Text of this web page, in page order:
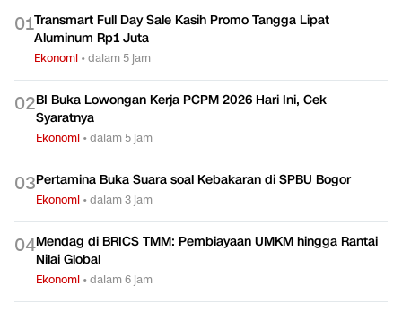
01Transmart Full Day Sale Kasih Promo Tangga Lipat
Aluminum Rp1 Juta
Ekonomi •dalam 5 jam
02BI Buka Lowongan Kerja PCPM 2026 Hari Ini, Cek
Syaratnya
Ekonomi •dalam 5 jam
03Pertamina Buka Suara soal Kebakaran di SPBU Bogor
Ekonomi •dalam 3 jam
04Mendag di BRICS TMM: Pembiayaan UMKM hingga Rantai
Nilai Global
Ekonomi •dalam 6 jam